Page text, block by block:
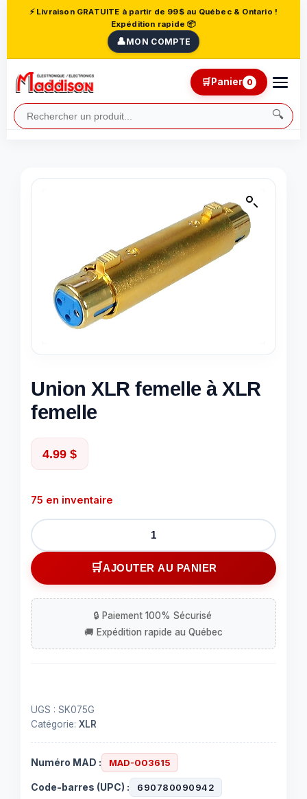
⚡ Livraison GRATUITE à partir de 99$ au Québec & Ontario !
Expédition rapide 📦
👤MON COMPTE
🔍
🛒Panier 0
Union XLR femelle à XLR
femelle
4.99 $
75 en inventaire
quantité
de
Union
XLR
à
XLR
femelle
AJOUTER AU PANIER
UGS : SK075G
Catégorie: XLR
Numéro MAD : MAD-003615
Code-barres (UPC) : 690780090942